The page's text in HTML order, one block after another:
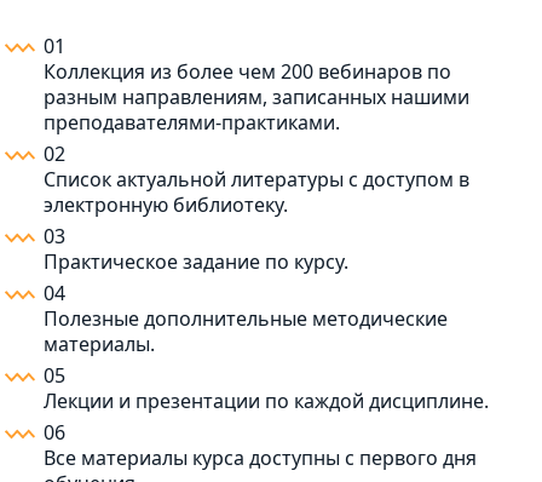
01
Коллекция из более чем 200 вебинаров по
разным направлениям, записанных нашими
преподавателями-практиками.
02
Список актуальной литературы с доступом в
электронную библиотеку.
03
Практическое задание по курсу.
04
Полезные дополнительные методические
материалы.
05
Лекции и презентации по каждой дисциплине.
06
Все материалы курса доступны с первого дня